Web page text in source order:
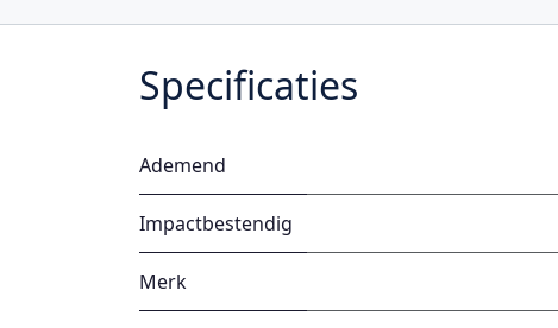
Specificaties
Ademend
Impactbestendig
Merk